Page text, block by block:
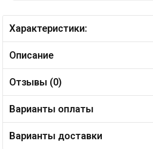
Характеристики:
Описание
Отзывы (0)
Варианты оплаты
Варианты доставки